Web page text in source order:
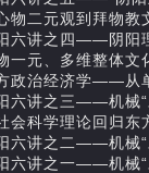
物二元观到拜物
六讲之四——阴阳
一元、多维整体
政治经济学——从
六讲之三——机械
会科学理论回归
六讲之二——机械
六讲之一——机械